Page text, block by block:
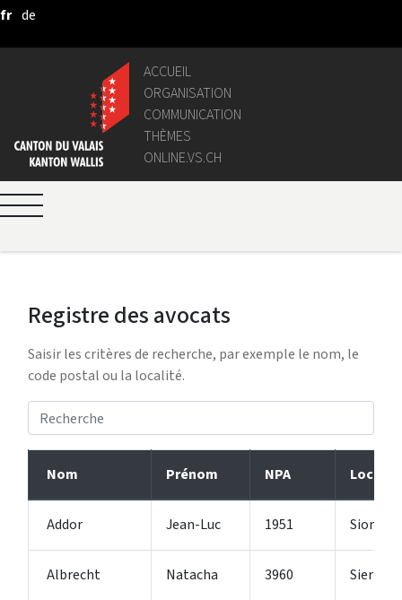
Saut au contenu principal
fr de
ACCUEIL
ORGANISATION
COMMUNICATION
THÈMES
ONLINE.VS.CH
Registre des avocats
Saisir les critères de recherche, par exemple le nom, le
code postal ou la localité.
Nom Prénom NPA
Addor Jean-Luc 1951 Sion
Albrecht Natacha 3960 Sierre